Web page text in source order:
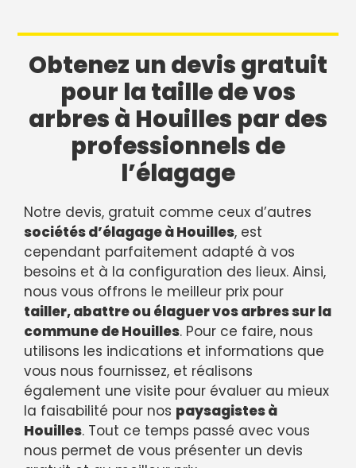
Obtenez un devis gratuit
pour la taille de vos
arbres à Houilles par des
professionnels de
l’élagage
Notre devis, gratuit comme ceux d’autres
sociétés d’élagage à Houilles, est
cependant parfaitement adapté à vos
besoins et à la configuration des lieux. Ainsi,
nous vous offrons le meilleur prix pour
tailler, abattre ou élaguer vos arbres sur la
commune de Houilles. Pour ce faire, nous
utilisons les indications et informations que
vous nous fournissez, et réalisons
également une visite pour évaluer au mieux
la faisabilité pour nos paysagistes à
Houilles. Tout ce temps passé avec vous
nous permet de vous présenter un devis